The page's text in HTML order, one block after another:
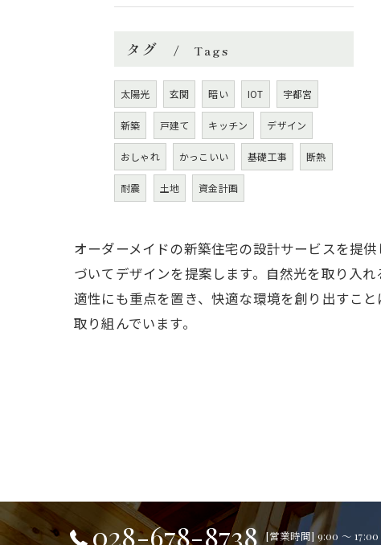
タグ Tags
太陽光 玄関 暗い IOT 宇都宮
新築 戸建て キッチン デザイン
おしゃれ かっこいい 基礎工事 断熱
耐震 土地 資金計画
オーダーメイドの新築住宅の設計サービスを提
づいてデザインを提案します。自然光を取り入
適性にも重点を置き、快適な環境を創り出すこ
取り組んでいます。
028-678-8738 [営業時間] 9:00 ～